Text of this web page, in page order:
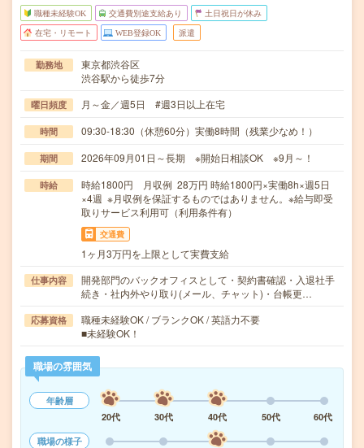
職種未経験OK 交通費別途支給あり 土日祝日が休み
在宅・リモート WEB登録OK 派遣
勤務地
東京都渋谷区
渋谷駅から徒歩7分
曜日頻度 月～金／週5日 #週3日以上在宅
時間 09:30-18:30（休憩60分）実働8時間（残業少なめ！）
期間 2026年09月01日～長期 ※開始日相談OK ※9月～！
時給
時給1800円 月収例 28万円 時給1800円×実働8h×週5日
×4週 ※月収例を保証するものではありません。※給与即受
取りサービス利用可（利用条件有）
交通費
1ヶ月3万円を上限として実費支給
仕事内容
開発部門のバックオフィスとして・契約書確認・入退社手
続き・社内外やり取り(メール、チャット)・台帳更…
応募資格
職種未経験OK / ブランクOK / 英語力不要
■未経験OK！
職場の雰囲気
年齢層
20代
30代 40代 50代
60代
職場の様子